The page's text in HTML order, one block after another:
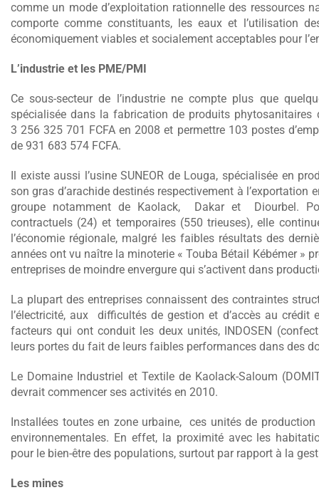
comme un mode d’exploitation rationnelle des ressources
comporte comme constituants, les eaux et l’utilisation
économiquement viables et socialement acceptables pour
L’industrie et les PME/PMI
Ce sous-secteur de l’industrie ne compte plus que
spécialisée dans la fabrication de produits
3 256 325 701 FCFA en 2008 et permettre 103 postes
de 931 683 574 FCFA.
Il existe aussi l’usine SUNEOR de Louga, spécialisée en
son gras d’arachide destinés respectivement à l’exportation
groupe notamment de Kaolack, Dakar et Diourbel.
contractuels (24) et temporaires (550 trieuses), elle
l’économie régionale, malgré les faibles résultats des
années ont vu naître la minoterie « Touba Bétail Kébémer »
entreprises de moindre envergure qui s’activent dans
La plupart des entreprises connaissent des contraintes
l’électricité, aux difficultés de gestion et d’accès au
facteurs qui ont conduit les deux unités, INDOSEN
leurs portes du fait de leurs faibles performances dans des
Le Domaine Industriel et Textile de Kaolack-Saloum
devrait commencer ses activités en 2010.
Installées toutes en zone urbaine, ces unités de
environnementales. En effet, la proximité avec les
pour le bien-être des populations, surtout par rapport à la
Les mines